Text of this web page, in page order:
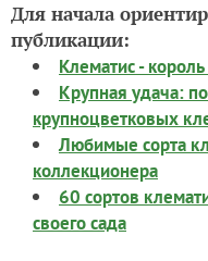
Для начала
публикации:
Клематис -
Крупная удача:
крупноцветковых
Любимые сорта
коллекционера
60 сортов
своего сада